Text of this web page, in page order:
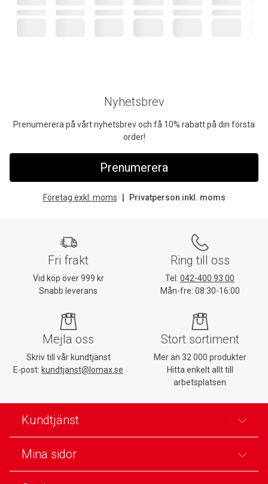
Nyhetsbrev
Prenumerera på vårt nyhetsbrev och få 10% rabatt på din första
order!
Prenumerera
Företag exkl. moms Privatperson inkl. moms
Fri frakt
Vid köp över 999 kr
Snabb leverans
Ring till oss
Tel: 042-400 93 00
Mån-fre: 08:30-16:00
Mejla oss
Skriv till vår kundtjänst
E-post: kundtjanst@lomax.se
Stort sortiment
Mer än 32 000 produkter
Hitta enkelt allt till
arbetsplatsen
Kundtjänst
Mina sidor